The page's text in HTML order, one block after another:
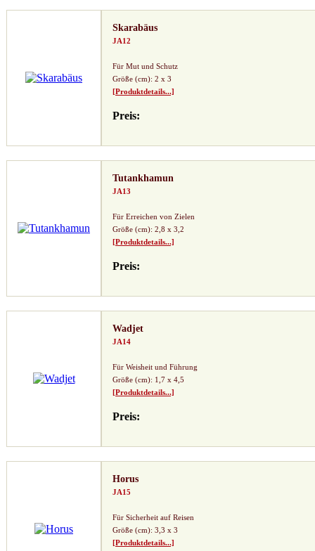
Skarabäus
JA12
Für Mut und Schutz
Größe (cm): 2 x 3
[Produktdetails...]
Preis:
Tutankhamun
JA13
Für Erreichen von Zielen
Größe (cm): 2,8 x 3,2
[Produktdetails...]
Preis:
Wadjet
JA14
Für Weisheit und Führung
Größe (cm): 1,7 x 4,5
[Produktdetails...]
Preis:
Horus
JA15
Für Sicherheit auf Reisen
Größe (cm): 3,3 x 3
[Produktdetails...]